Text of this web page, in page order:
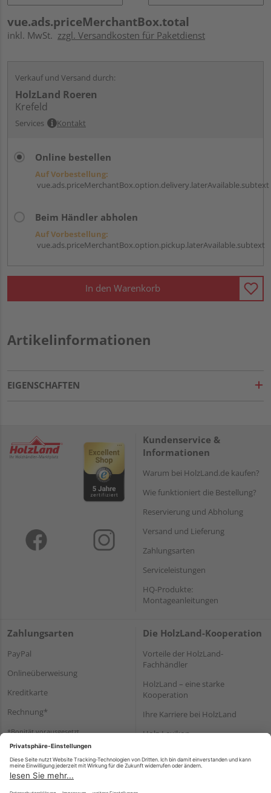
vue.ads.priceMerchantBox.total
inkl. MwSt. zzgl. Versandkosten für Paketdienst
Verkauf und Versand durch:
HolzLand Roeren
Krefeld
Services Kontakt
Online bestellen
Auf Vorbestellung:
vue.ads.priceMerchantBox.option.delivery.laterAvailable.subtext
Beim Händler abholen
Auf Vorbestellung:
vue.ads.priceMerchantBox.option.pickup.laterAvailable.subtext
In den Warenkorb
Artikelinformationen
EIGENSCHAFTEN
Kundenservice &
Informationen
Warum bei HolzLand.de kaufen?
Wie funktioniert die Bestellung?
Reservierung und Abholung
Versand und Lieferung
Zahlungsarten
Serviceleistungen
HQ-Produkte:
Montageanleitungen
Zahlungsarten
PayPal
Onlineüberweisung
Kreditkarte
Rechnung*
*Bonität vorausgesetzt
Die HolzLand-Kooperation
Vorteile der HolzLand-
Fachhändler
HolzLand – eine starke
Kooperation
Ihre Karriere bei HolzLand
Holz-Lexikon